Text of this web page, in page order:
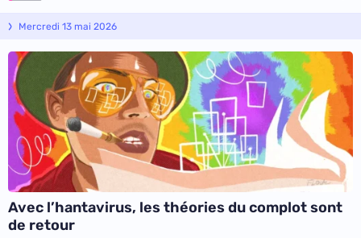
Mercredi 13 mai 2026
Avec l’hantavirus, les théories du complot sont
de retour